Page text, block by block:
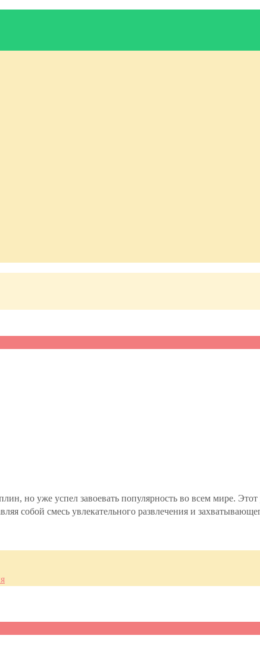
но уже успел завоевать популярность во всем мире.
собой смесь увлекательного развлечения и